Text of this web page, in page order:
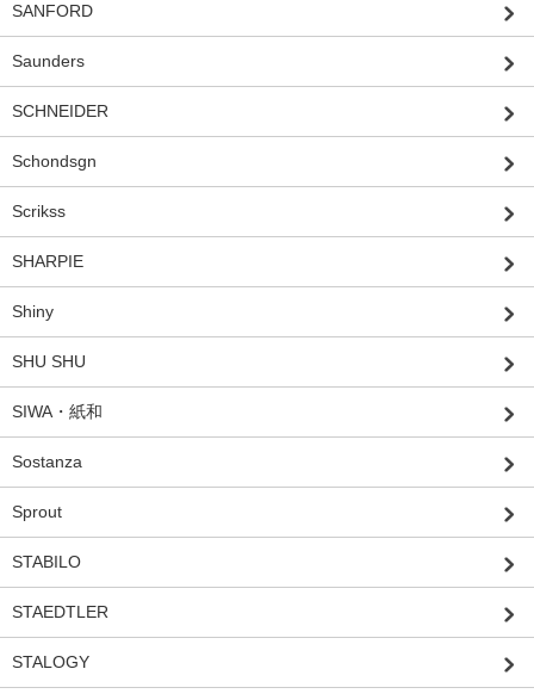
SANFORD
Saunders
SCHNEIDER
Schondsgn
Scrikss
SHARPIE
Shiny
SHU SHU
SIWA・紙和
Sostanza
Sprout
STABILO
STAEDTLER
STALOGY